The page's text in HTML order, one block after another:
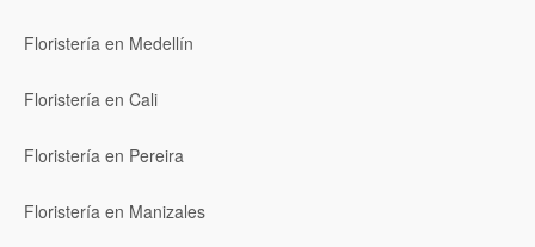
Floristería en Medellín
Floristería en Cali
Floristería en Pereira
Floristería en Manizales